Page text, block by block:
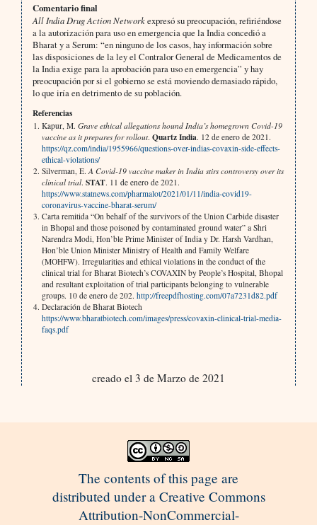
Comentario final
All India Drug Action Networkexpresó su preocupación, refiriéndose
a la autorización para uso en emergencia que la India concedió a
Bharat y a Serum: “en ninguno de los casos, hay información sobre
las disposiciones de la ley el Contralor General de Medicamentos de
la India exige para la aprobación para uso en emergencia” y hay
preocupación por si el gobierno se está moviendo demasiado rápido,
lo que iría en detrimento de su población.
Referencias
Kapur, M. Grave ethical allegations hound India’s homegrown Covid-19
vaccine as it prepares for rollout. Quartz India. 12 de enero de 2021.
https://qz.com/india/1955966/questions-over-indias-covaxin-side-effects-
ethical-violations/
Silverman, E. A Covid-19 vaccine maker in India stirs controversy over its
clinical trial. STAT. 11 de enero de 2021.
https://www.statnews.com/pharmalot/2021/01/11/india-covid19-
coronavirus-vaccine-bharat-serum/
Carta remitida “On behalf of the survivors of the Union Carbide disaster
in Bhopal and those poisoned by contaminated ground water” a Shri
Narendra Modi, Hon’ble Prime Minister of India y Dr. Harsh Vardhan,
Hon’ble Union Minister Ministry of Health and Family Welfare
(MOHFW). Irregularities and ethical violations in the conduct of the
clinical trial for Bharat Biotech’s COVAXIN by People’s Hospital, Bhopal
and resultant exploitation of trial participants belonging to vulnerable
groups. 10 de enero de 202. http://freepdfhosting.com/07a7231d82.pdf
Declaración de Bharat Biotech
https://www.bharatbiotech.com/images/press/covaxin-clinical-trial-media-
faqs.pdf
creado el 3 de Marzo de 2021
The contents of this page are
distributed under a Creative Commons
Attribution-NonCommercial-